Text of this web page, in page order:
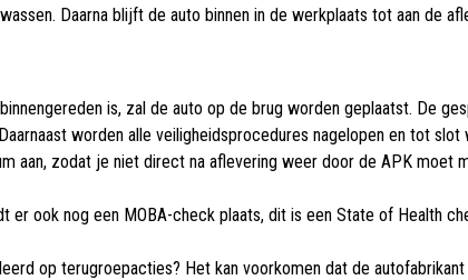
Daarna blijft de auto binnen in de werkplaats tot aan de
is, zal de auto op de brug worden geplaatst. De
worden alle veiligheidsprocedures nagelopen en tot
aan, zodat je niet direct na aflevering weer door de APK
er ook nog een MOBA-check plaats, dit is een State of Health
op terugroepacties? Het kan voorkomen dat de